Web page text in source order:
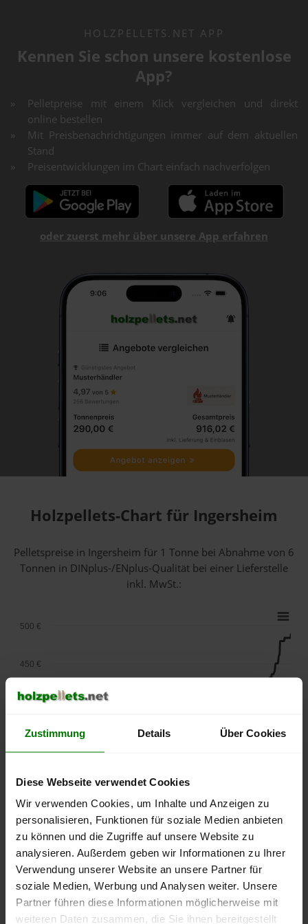
Zustimmung Details Über Cookies
Diese Webseite verwendet Cookies
Wir verwenden Cookies, um Inhalte und Anzeigen zu
personalisieren, Funktionen für soziale Medien anbieten
zu können und die Zugriffe auf unsere Website zu
analysieren. Außerdem geben wir Informationen zu Ihrer
Verwendung unserer Website an unsere Partner für
soziale Medien, Werbung und Analysen weiter. Unsere
Partner führen diese Informationen möglicherweise mit
weiteren Daten zusammen, die Sie ihnen bereitgestellt
HOLZPELLETS.NET APP
Kennen Sie schon unsere kostenlose
App?
Pelletpreise mit einem Klick vergleichen und direkt
online bestellen
Mit Preisbenachrichtigungen immer auf dem aktuellen
Stand
Preisentwicklungen im Chart einfach nachverfolgen
oder zuerst mehr über unsere App erfahren
Holzpellets-Chart für Ingersheim
Pelletspreise in Ingersheim für 1 Tonne bei Abnahmevon 6
Tonnen in DINplus-/ENplus-Qualität bei einer Lieferstelle
inkl. MwSt.:
lose Ware Sackware
September
2025
Januar
2026
Mai
2026
300 €
350 €
400 €
450 €
500 €
Die aktuelle Preisentwicklung für Holzpellets in Deutschland
können Sie jederzeit auf unsererPelletspreise-Seite
nachvollziehen.